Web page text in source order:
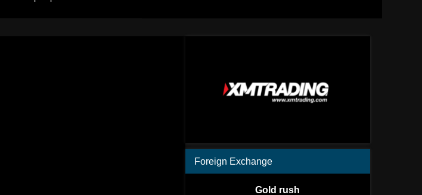
Foreign Exchange
Gold rush